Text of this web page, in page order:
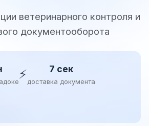
ветеринарного контроля и
документооборота
⚡ 7 сек
доставка документа